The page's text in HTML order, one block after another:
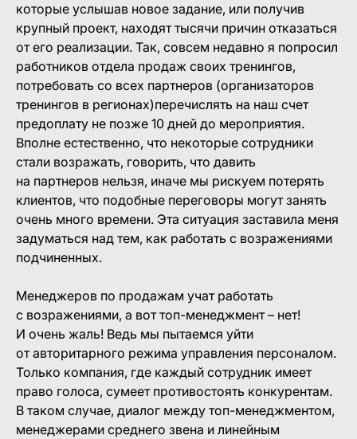
которые услышав новое задание, или получив
крупный проект, находят тысячи причин отказаться
от его реализации. Так, совсем недавно я попросил
работников отдела продаж своих тренингов,
потребовать со всех партнеров (организаторов
тренингов в регионах)перечислять на наш счет
предоплату не позже 10 дней до мероприятия.
Вполне естественно, что некоторые сотрудники
стали возражать, говорить, что давить
на партнеров нельзя, иначе мы рискуем потерять
клиентов, что подобные переговоры могут занять
очень много времени. Эта ситуация заставила меня
задуматься над тем, как работать с возражениями
подчиненных.
Менеджеров по продажам учат работать
с возражениями, а вот топ-менеджмент – нет!
И очень жаль! Ведь мы пытаемся уйти
от авторитарного режима управления персоналом.
Только компания, где каждый сотрудник имеет
право голоса, сумеет противостоять конкурентам.
В таком случае, диалог между топ-менеджментом,
менеджерами среднего звена и линейным